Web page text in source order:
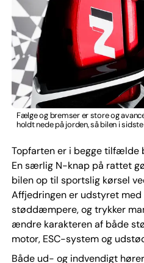
Fælge og bremser er store og
holdt nede på jorden, så bilen i
Topfarten er i begge
En særlig N-knap på rattet
bilen op til sportslig kørsel
Affjedringen er udstyret
støddæmpere, og trykker
ændre karakteren af både
motor, ESC-system og
Både ud- og indvendigt